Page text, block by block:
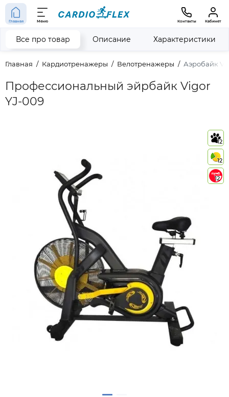
Главная Меню Контакты Кабинет
Главная Кардиотренажеры Велотренажеры Аэробайк
Профессиональный эйрбайк Vigor
YJ-009
Все про товар Описание Характеристики
12
12
12